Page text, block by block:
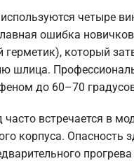
четыре
ошибка
который
шлица.
до 60–70
встречается в
корпуса. Опасность